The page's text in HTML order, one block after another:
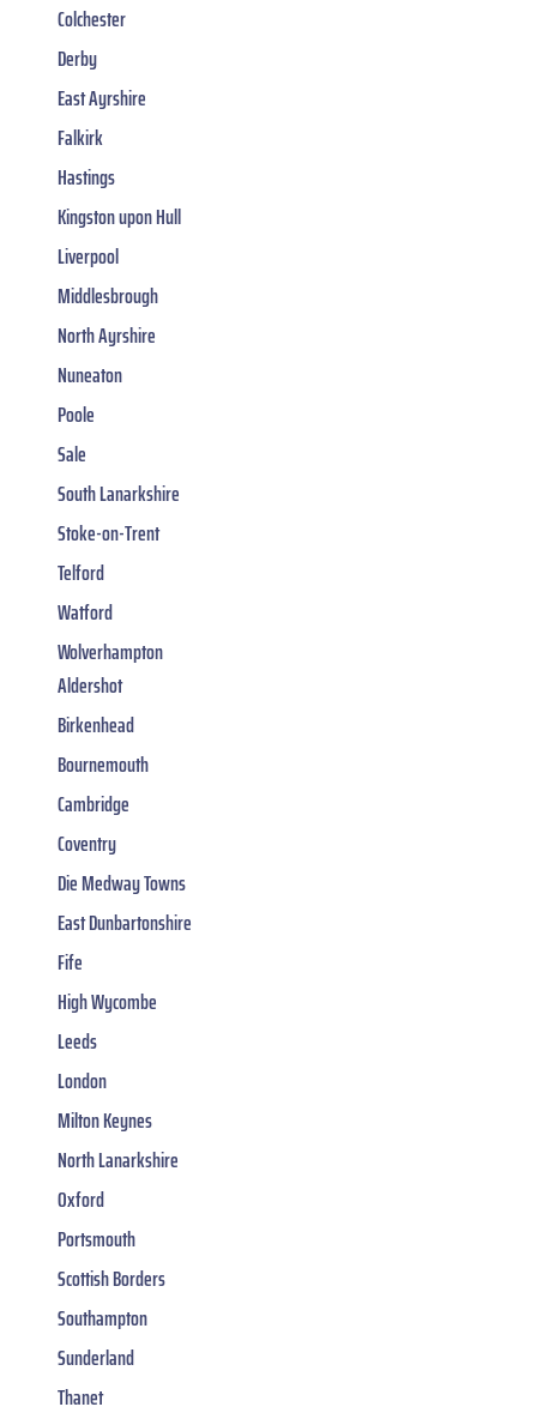
Colchester
Derby
East Ayrshire
Falkirk
Hastings
Kingston upon Hull
Liverpool
Middlesbrough
North Ayrshire
Nuneaton
Poole
Sale
South Lanarkshire
Stoke-on-Trent
Telford
Watford
Wolverhampton
Aldershot
Birkenhead
Bournemouth
Cambridge
Coventry
Die Medway Towns
East Dunbartonshire
Fife
High Wycombe
Leeds
London
Milton Keynes
North Lanarkshire
Oxford
Portsmouth
Scottish Borders
Southampton
Sunderland
Thanet